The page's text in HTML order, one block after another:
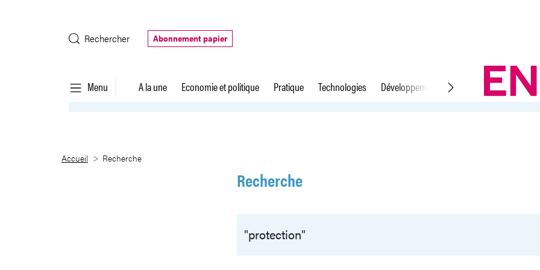
Rechercher
Abonnement papier
Menu A la une Economie et politique Pratique Technologies Développement durable Droit du travail
Recherche
Accueil Recherche
Recherche